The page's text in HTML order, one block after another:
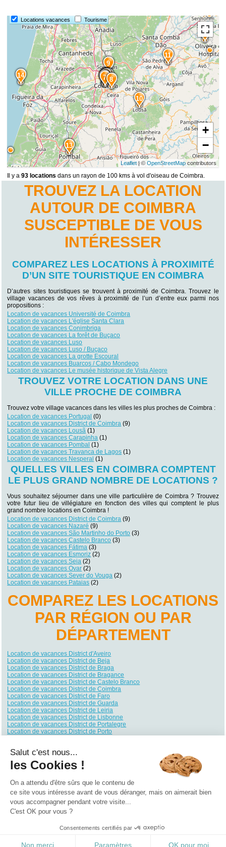
Locations vacances Tourisme
15
14
13
12
11
10
9
8
7
6
543
2
1
+
−
Leaflet| © OpenStreetMapcontributors
Il y a93 locations dans un rayon de 100 kms à vol d'oiseau de Coimbra.
TROUVEZ LA LOCATION
AUTOUR DE COIMBRA
SUSCEPTIBLE DE VOUS
INTÉRESSER
COMPAREZ LES LOCATIONS À PROXIMITÉ
D’UN SITE TOURISTIQUE EN COIMBRA
D’autres sites touristiques se trouvent à proximité de Coimbra. Trouvez le
village vacances de vos rêves à proximité de l’un d’entre eux parmi nos
propositions :
Location de vacances Université de Coimbra
Location de vacances L'église Santa Clara
Location de vacances Conimbriga
Location de vacances La forêt de Buçaco
Location de vacances Luso
Location de vacances Luso / Buçaco
Location de vacances La grotte Escoural
Location de vacances Buarcos / Cabo Mondego
Location de vacances Le musée historique de Vista Alegre
TROUVEZ VOTRE LOCATION DANS UNE
VILLE PROCHE DE COIMBRA
Trouvez votre village vacances dans les villes les plus proches de Coimbra :
Location de vacances Portugal (0)
Location de vacances District de Coimbra (9)
Location de vacances Lousã (1)
Location de vacances Carapinha (1)
Location de vacances Pombal (1)
Location de vacances Travanca de Lagos (1)
Location de vacances Nesperal (1)
QUELLES VILLES EN COIMBRA COMPTENT
LE PLUS GRAND NOMBRE DE LOCATIONS ?
Vous souhaitez séjourner dans une ville particulière de Coimbra ? Trouvez
votre futur lieu de villégiature en fonction des villes qui comptent le plus
grand nombre locations en Coimbra !
Location de vacances District de Coimbra (9)
Location de vacances Nazaré (9)
Location de vacances São Martinho do Porto (3)
Location de vacances Castelo Branco (3)
Location de vacances Fátima (3)
Location de vacances Esmoriz (2)
Location de vacances Seia (2)
Location de vacances Ovar (2)
Location de vacances Sever do Vouga (2)
Location de vacances Pataias (2)
COMPAREZ LES LOCATIONS
PAR RÉGION OU PAR
DÉPARTEMENT
Location de vacances District d'Aveiro
Location de vacances District de Beja
Location de vacances District de Braga
Location de vacances District de Bragance
Location de vacances District de Castelo Branco
Location de vacances District de Coimbra
Location de vacances District de Faro
Location de vacances District de Guarda
Location de vacances District de Leiria
Location de vacances District de Lisbonne
Location de vacances District de Portalegre
Location de vacances District de Porto
Location de vacances District de Viana do Castelo
Location de vacances District de Vila Real
Location de vacances District de Viseu
Location de vacances Les Açores
Location de vacances Madère
Qui sommes nous ? |Contactez-nous
0.298
Salut c'est nous...
les Cookies !
On a attendu d'être sûrs que le contenu de
ce site vous intéresse avant de vous déranger, mais on aimerait bien
vous accompagner pendant votre visite...
C'est OK pour vous ?
Consentements certifiés par
Non merci Paramètres OK pour moi